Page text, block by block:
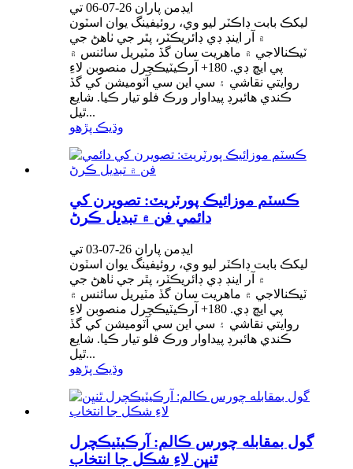
ايڊمن پاران 26-07-06 تي
ليکڪ بابت ڊاڪٽر ليو وي، روئيفينگ يوان اسٽون
۾ آر اينڊ ڊي ڊائريڪٽر، پٿر جي ٺاھڻ جي
ٽيڪنالاجي ۾ ماهريت سان گڏ مٽيريل سائنس ۾
پي ايڇ ڊي. 180+ آرڪيٽيڪچرل منصوبن لاءِ
روايتي نقاشي ۽ سي اين سي آٽوميشن کي گڏ
ڪندي هائبرڊ پيداوار ورڪ فلو تيار ڪيا. شايع
ٿيل...
وڌيڪ پڙهو
ڪسٽم موزائيڪ پورٽريٽ: تصويرن کي
دائمي فن ۾ تبديل ڪرڻ
ايڊمن پاران 26-07-03 تي
ليکڪ بابت ڊاڪٽر ليو وي، روئيفينگ يوان اسٽون
۾ آر اينڊ ڊي ڊائريڪٽر، پٿر جي ٺاھڻ جي
ٽيڪنالاجي ۾ ماهريت سان گڏ مٽيريل سائنس ۾
پي ايڇ ڊي. 180+ آرڪيٽيڪچرل منصوبن لاءِ
روايتي نقاشي ۽ سي اين سي آٽوميشن کي گڏ
ڪندي هائبرڊ پيداوار ورڪ فلو تيار ڪيا. شايع
ٿيل...
وڌيڪ پڙهو
گول بمقابله چورس ڪالم: آرڪيٽيڪچرل
ٿنڀن لاءِ شڪل جا انتخاب